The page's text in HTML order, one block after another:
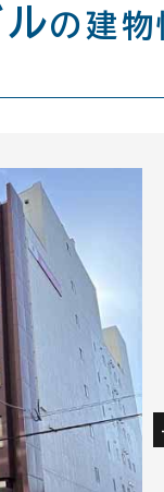
の建物